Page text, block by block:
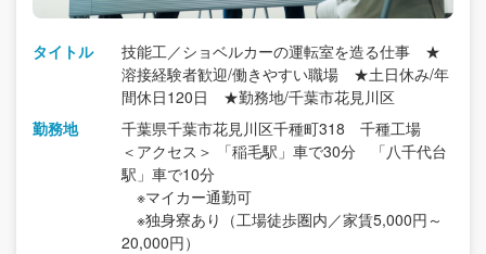
タイトル
技能工／ショベルカーの運転室を造る仕事 ★
溶接経験者歓迎/働きやすい職場 ★土日休み/年
間休日120日 ★勤務地/千葉市花見川区
勤務地
千葉県千葉市花見川区千種町318 千種工場
＜アクセス＞ 「稲毛駅」車で30分 「八千代台
駅」車で10分
※マイカー通勤可
※独身寮あり（工場徒歩圏内／家賃5,000円～
20,000円）